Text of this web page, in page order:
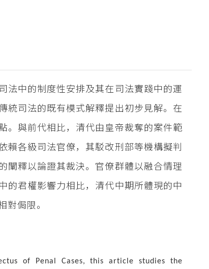
法中的制度性安排及其在司法實踐中的運
統司法的既有模式解釋提出初步見解。在
。與前代相比，清代由皇帝裁奪的案件範
賴各級司法官僚，其駁改刑部等機構擬判
闡釋以論證其裁決。官僚群體以融合情理
的君權影響力相比，清代中期所體現的中
侷限。
of Penal Cases, this article studies the